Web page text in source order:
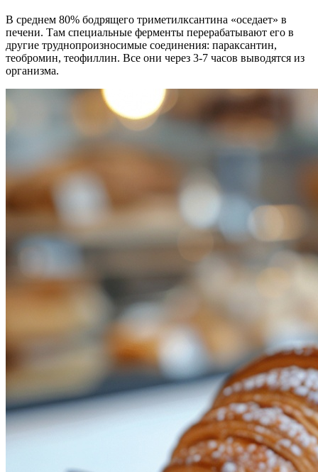
В среднем 80% бодрящего триметилксантина «оседает» в
печени. Там специальные ферменты перерабатывают его в
другие труднопроизносимые соединения: параксантин,
теобромин, теофиллин. Все они через 3-7 часов выводятся из
организма.